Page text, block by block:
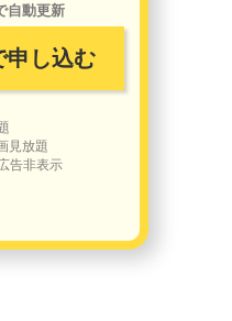
自動更新
申し込む
見放題
告非表示